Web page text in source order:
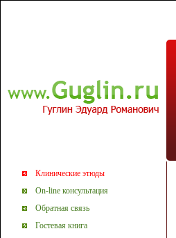
Клинические этюды
On-line консультация
Обратная связь
Гостевая книга